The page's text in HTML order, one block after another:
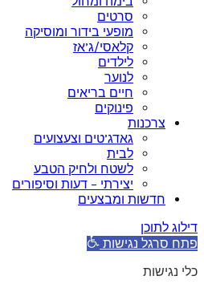
סרטים
מופעי בידור ומוסיקה
קלאסי/ג’אז
לילדים
לנוער
חיים בריאים
פינוקים
צרכנות
גאדג’טים וצעצועים
לבית
לשטח ולחיק הטבע
יצירתי – דעות וסיפורים
חדשות ומבצעים
דילוג לתוכן
פתח סרגל נגישות
כלי נגישות